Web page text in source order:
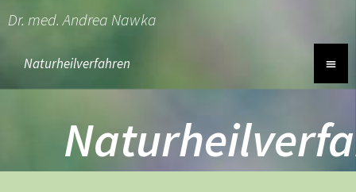
Dr. med. Andrea Nawka
Naturheilverfahren